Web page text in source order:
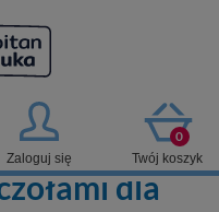
Zaloguj się
0
Twój koszyk
dla